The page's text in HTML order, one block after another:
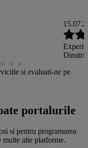
si evaluati-ne pe
portalurile
si pentru programarea
alte platforme.